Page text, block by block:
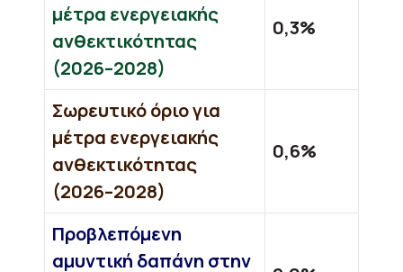
μέτρα ενεργειακής
ανθεκτικότητας
(2026–2028)
0,3%
Σωρευτικό όριο για
μέτρα ενεργειακής
ανθεκτικότητας
(2026–2028)
0,6%
Προβλεπόμενη
αμυντική δαπάνη στην